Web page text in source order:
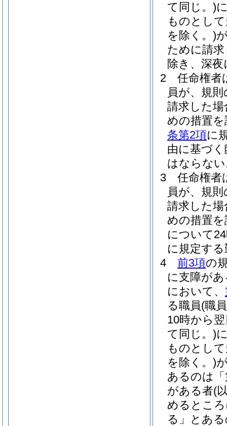
て同じ。)
ものとし
を除く。)
ために請
除き、深
2
任命権者
員が、規
請求した
めの措置
条第2項に
由に基づ
はならな
3
任命権者
員が、規
請求した
めの措置
について
に規定す
4
前3項の
に支障が
において、
る職員(職
10時から
て同じ。)
ものとし
を除く。)
あるのは
がある者(
めるとこ
る」とあ